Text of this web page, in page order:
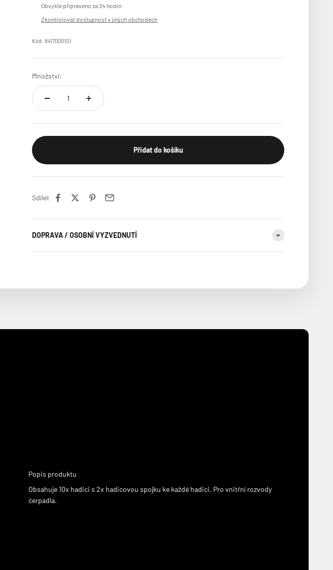
Obvykle připraveno za 24 hodin
Zkontrolovat dostupnost v jiných obchodech
Kód: 8417000101
Množství:
Přidat do košíku
Sdílet
DOPRAVA / OSOBNÍ VYZVEDNUTÍ
Popis produktu
Obsahuje 10x hadici s 2x hadicovou spojku ke každé hadici. Pro vnitřní rozvody
čerpadla.